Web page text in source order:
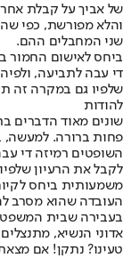
של אביך על קבלת
והלא מפורשת, כפי
שני המחבלים ההם.
ביחס לאישום החמור
די עבה לתביעה,
שלפיו גם במקרה זה
להודות
שונים מאוד הדברים
פחות ברורה. למעשה,
השופטים רמיזה די
לקבל את הרעיון
משמעותית ביחס
העובדה שהוא מסרב
בעבירה שבית
אדוני הנשיא,
טעינו? נתקן! אם